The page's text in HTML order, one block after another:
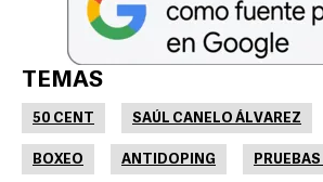
TEMAS
50 CENT SAÚL CANELO ÁLVAREZ
BOXEO ANTIDOPING